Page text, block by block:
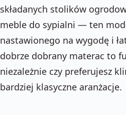
składanych stolików
meble do sypialni — ten
nastawionego na wygodę i
dobrze dobrany materac to
niezależnie czy preferujesz
bardziej klasyczne aranżacje.